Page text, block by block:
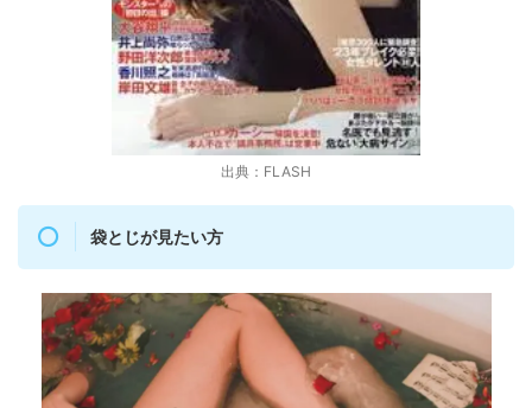
出典：FLASH
袋とじが見たい方